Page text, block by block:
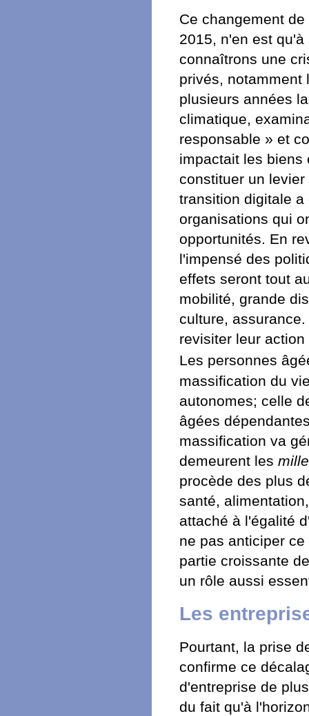
Ce changement
2015, n'en est
connaîtrons une
privés, notamment
plusieurs années
climatique,
responsable » et
impactait les biens
constituer un
transition digitale
organisations qui
opportunités. En
l'impensé des
effets seront tout
mobilité, grande
culture,
revisiter leur
Les personnes
massification du
autonomes; celle
âgées
massification va
demeurent les
procède des plus
santé,
attaché à l'égalité
ne pas anticiper
partie croissante
un rôle aussi
Les
Pourtant, la prise
confirme ce
d'entreprise de
du fait qu'à